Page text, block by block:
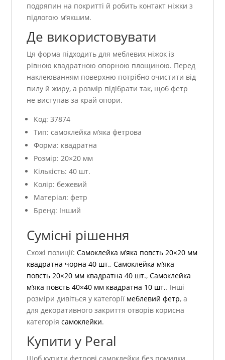
подряпин на покритті й робить контакт ніжки з
підлогою м’якшим.
Де використовувати
Ця форма підходить для меблевих ніжок із
рівною квадратною опорною площиною. Перед
наклеюванням поверхню потрібно очистити від
пилу й жиру, а розмір підібрати так, щоб фетр
не виступав за край опори.
Код: 37874
Тип: самоклейка м’яка фетрова
Форма: квадратна
Розмір: 20×20 мм
Кількість: 40 шт.
Колір: бежевий
Матеріал: фетр
Бренд: Інший
Сумісні рішення
Схожі позиції:Самоклейка м’яка повсть 20×20 мм
квадратна чорна 40 шт.,Самоклейка м’яка
повсть 20×20 мм квадратна 40 шт.,Самоклейка
м’яка повсть 40×40 мм квадратна 10 шт.. Інші
розміри дивіться у категорії меблевий фетр, а
для декоративного закриття отворів корисна
категоріясамоклейки.
Купити у Peral
Щоб купити фетрові самоклейки без помилки,